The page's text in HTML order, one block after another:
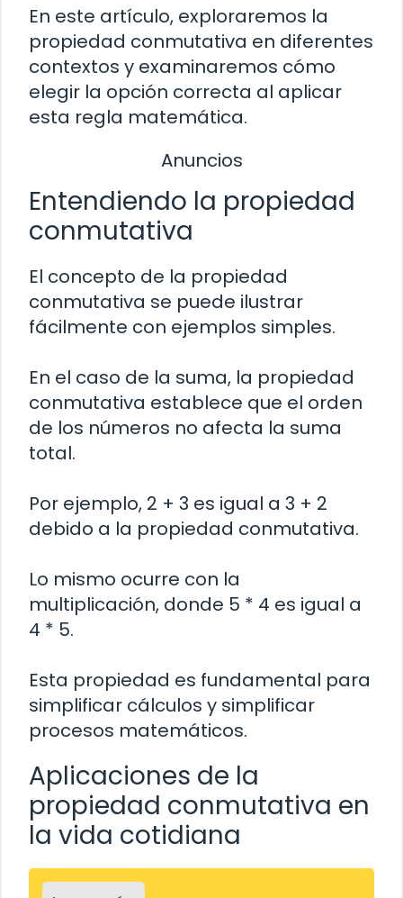
En este artículo, exploraremos la
propiedad conmutativa en diferentes
contextos y examinaremos cómo
elegir la opción correcta al aplicar
esta regla matemática.
Anuncios
Entendiendo la propiedad
conmutativa
El concepto de la propiedad
conmutativa se puede ilustrar
fácilmente con ejemplos simples.
En el caso de la suma, la propiedad
conmutativa establece que el orden
de los números no afecta la suma
total.
Por ejemplo, 2 + 3 es igual a 3 + 2
debido a la propiedad conmutativa.
Lo mismo ocurre con la
multiplicación, donde 5 * 4 es igual a
4 * 5.
Esta propiedad es fundamental para
simplificar cálculos y simplificar
procesos matemáticos.
Aplicaciones de la
propiedad conmutativa en
la vida cotidiana